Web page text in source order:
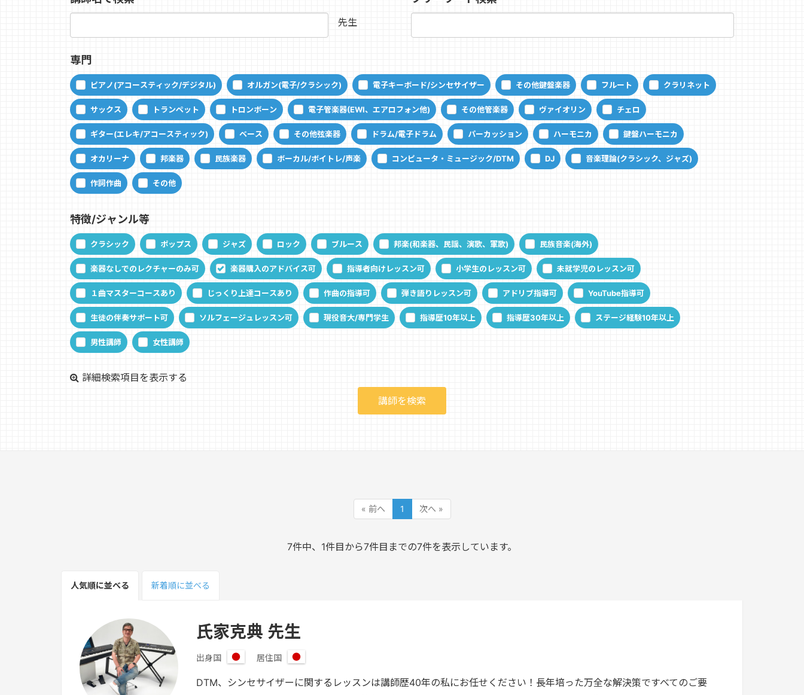
先生
専門
ピアノ(アコースティック/デジタル) オルガン(電子/クラシック) 電子キーボード/シンセサイザー その他鍵盤楽器 フルート クラリネット
サックス トランペット トロンボーン 電子管楽器(EWI、エアロフォン他) その他管楽器 ヴァイオリン チェロ
ギター(エレキ/アコースティック) ベース その他弦楽器 ドラム/電子ドラム パーカッション ハーモニカ 鍵盤ハーモニカ
オカリーナ 邦楽器 民族楽器 ボーカル/ボイトレ/声楽 コンピュータ・ミュージック/DTM DJ 音楽理論(クラシック、ジャズ)
作詞作曲 その他
特徴/ジャンル等
クラシック ポップス ジャズ ロック ブルース 邦楽(和楽器、民謡、演歌、軍歌) 民族音楽(海外)
楽器なしでのレクチャーのみ可 楽器購入のアドバイス可 指導者向けレッスン可 小学生のレッスン可 未就学児のレッスン可
１曲マスターコースあり じっくり上達コースあり 作曲の指導可 弾き語りレッスン可 アドリブ指導可 YouTube指導可
生徒の伴奏サポート可 ソルフェージュレッスン可 現役音大/専門学生 指導歴10年以上 指導歴30年以上 ステージ経験10年以上
男性講師 女性講師
詳細検索項目を表示する
« 前へ 1 次へ »
7件中、1件目から7件目までの7件を表示しています。
人気順に並べる 新着順に並べる
氏家克典 先生
出身国
日
本
居住国
日
本
DTM、シンセサイザーに関するレッスンは講師歴40年の私にお任せください！長年培った万全な解決策ですべてのご要